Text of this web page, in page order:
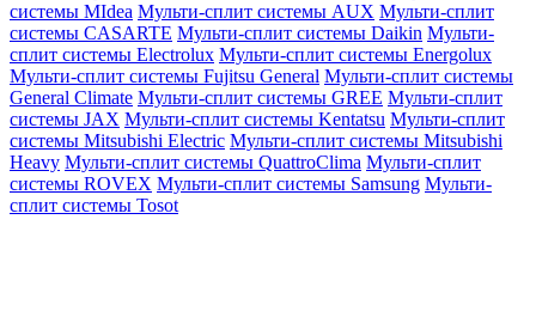
системы MIdea Мульти-сплит системы AUX Мульти-сплит
системы CASARTE Мульти-сплит системы Daikin Мульти-
сплит системы Electrolux Мульти-сплит системы Energolux
Мульти-сплит системы Fujitsu General Мульти-сплит системы
General Climate Мульти-сплит системы GREE Мульти-сплит
системы JAX Мульти-сплит системы Kentatsu Мульти-сплит
системы Mitsubishi Electric Мульти-сплит системы Mitsubishi
Heavy Мульти-сплит системы QuattroClima Мульти-сплит
системы ROVEX Мульти-сплит системы Samsung Мульти-
сплит системы Tosot